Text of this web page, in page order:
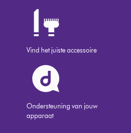
Vind het juiste accessoire
Ondersteuning van jouw
apparaat